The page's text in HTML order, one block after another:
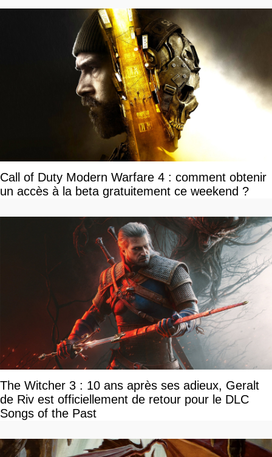
Call of Duty Modern Warfare 4 : comment obtenir
un accès à la beta gratuitement ce weekend ?
The Witcher 3 : 10 ans après ses adieux, Geralt
de Riv est officiellement de retour pour le DLC
Songs of the Past